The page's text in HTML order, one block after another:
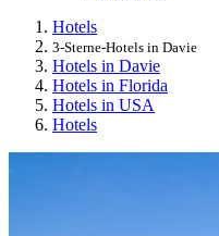
Hotels
3-Sterne-Hotels in Davie
Hotels in Davie
Hotels in Florida
Hotels in USA
Hotels